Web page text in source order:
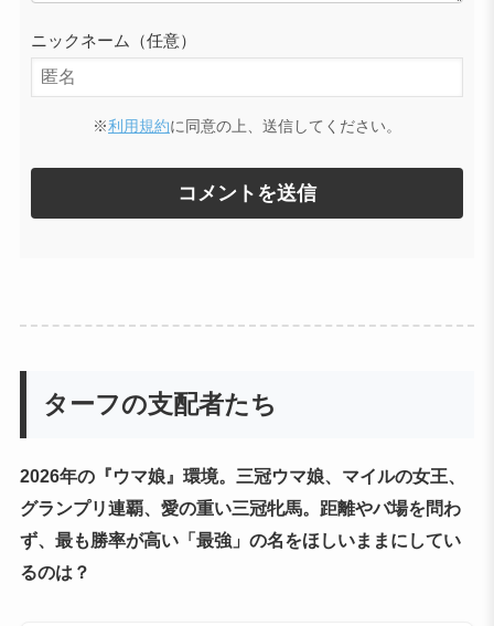
ニックネーム（任意）
※利用規約に同意の上、送信してください。
ターフの支配者たち
2026年の『ウマ娘』環境。三冠ウマ娘、マイルの女王、
グランプリ連覇、愛の重い三冠牝馬。距離やバ場を問わ
ず、最も勝率が高い「最強」の名をほしいままにしてい
るのは？